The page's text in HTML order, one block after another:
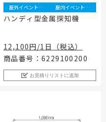
屋外イベント事業 屋内イベント事業
ハンディ型金属探知機
12,100円/1日（税込）
商品番号：6229100200
お見積りリストに追加